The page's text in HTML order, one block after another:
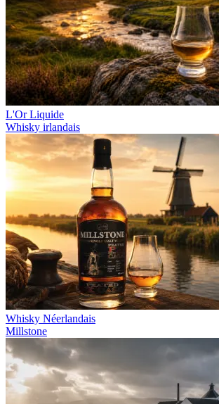
L'Or Liquide
Whisky irlandais
Whisky Néerlandais
Millstone